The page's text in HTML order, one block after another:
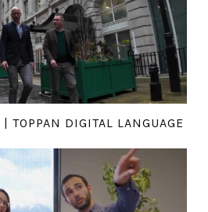
TOPPAN DIGITAL LANGUAGE